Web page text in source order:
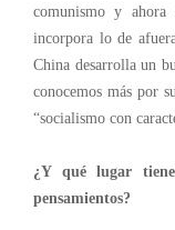
comunismo y
incorpora lo de
China desarrolla un
conocemos más por
“socialismo con
¿Y qué lugar
pensamientos?